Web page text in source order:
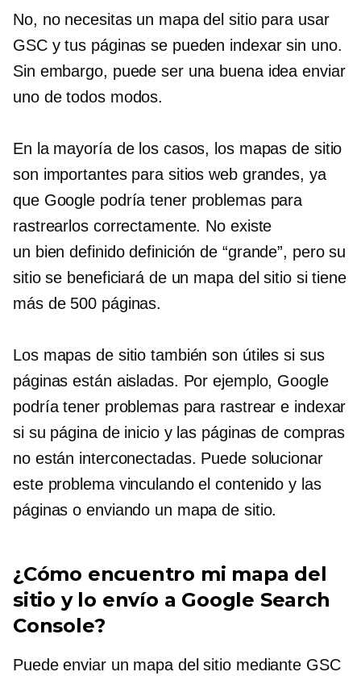
No, no necesitas un mapa del sitio para usar
GSC y tus páginas se pueden indexar sin uno.
Sin embargo, puede ser una buena idea enviar
uno de todos modos.
En la mayoría de los casos, los mapas de sitio
son importantes para sitios web grandes, ya
que Google podría tener problemas para
rastrearlos correctamente. No existe
un bien definidodefinición de “grande”, pero su
sitio se beneficiará de un mapa del sitio si tiene
más de 500 páginas.
Los mapas de sitio también son útiles si sus
páginas están aisladas. Por ejemplo, Google
podría tener problemas para rastrear e indexar
si su página de inicio y las páginas de compras
no están interconectadas. Puede solucionar
este problema vinculando el contenido y las
páginas o enviando un mapa de sitio.
¿Cómo encuentro mi mapa del
sitio y lo envío a Google Search
Console?
Puede enviar un mapa del sitio mediante GSC